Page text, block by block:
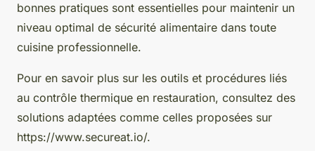
bonnes pratiques sont essentielles pour maintenir un
niveau optimal de sécurité alimentaire dans toute
cuisine professionnelle.
Pour en savoir plus sur les outils et procédures liés
au contrôle thermique en restauration, consultez des
solutions adaptées comme celles proposées sur
https://www.secureat.io/.